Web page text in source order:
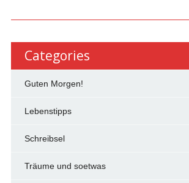
Categories
Guten Morgen!
Lebenstipps
Schreibsel
Träume und soetwas